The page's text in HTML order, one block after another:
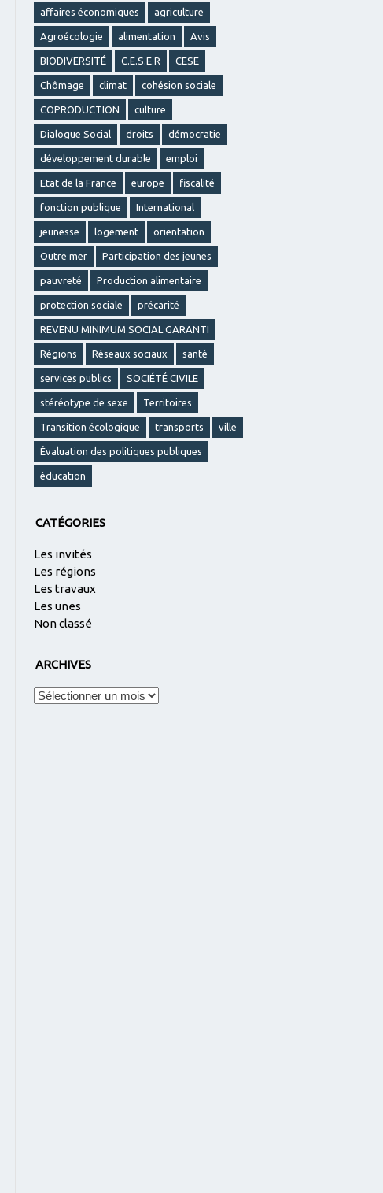
affaires économiques agriculture
Agroécologie alimentation Avis
BIODIVERSITÉ C.E.S.E.R CESE
Chômage climat cohésion sociale
COPRODUCTION culture
Dialogue Social droits démocratie
développement durable emploi
Etat de la France europe fiscalité
fonction publique International
jeunesse logement orientation
Outre mer Participation des jeunes
pauvreté Production alimentaire
protection sociale précarité
REVENU MINIMUM SOCIAL GARANTI
Régions Réseaux sociaux santé
services publics SOCIÉTÉ CIVILE
stéréotype de sexe Territoires
Transition écologique transports ville
Évaluation des politiques publiques
éducation
CATÉGORIES
Les invités
Les régions
Les travaux
Les unes
Non classé
ARCHIVES
Archives